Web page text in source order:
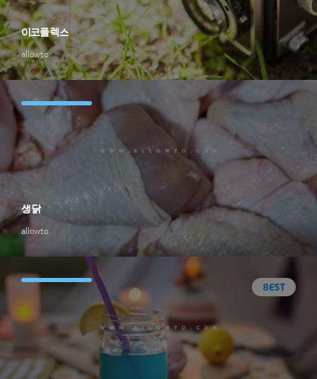
allowto
이코플렉스
allowto
생닭